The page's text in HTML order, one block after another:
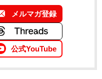
メルマガ登録
公式YouTube